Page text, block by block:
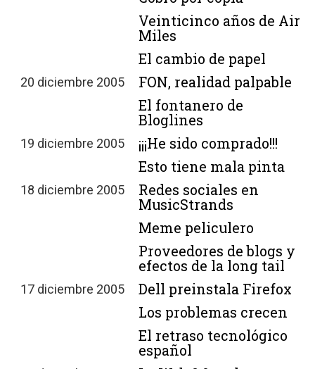
Veinticinco años de Air
Miles
El cambio de papel
20 diciembre 2005
FON, realidad palpable
El fontanero de
Bloglines
19 diciembre 2005
¡¡¡He sido comprado!!!
Esto tiene mala pinta
18 diciembre 2005
Redes sociales en
MusicStrands
Meme peliculero
Proveedores de blogs y
efectos de la long tail
17 diciembre 2005
Dell preinstala Firefox
Los problemas crecen
El retraso tecnológico
español